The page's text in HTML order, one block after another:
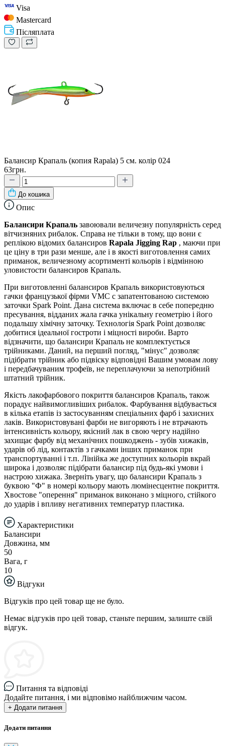
Visa
Mastercard
Післяплата
Балансир Крапаль (копия Rapala) 5 см. колір 024
63грн.
До кошика
Опис
Балансири Крапаль завоювали величезну популярність серед
вітчизняних рибалок. Справа не тільки в тому, що вони є
реплікою відомих балансиров Rapala Jigging Rap , маючи при
це ціну в три рази менше, але і в якості виготовлення самих
приманок, величезному асортименті кольорів і відмінною
уловистости балансиров Крапаль.
При виготовленні балансиров Крапаль використовуються
гачки французької фірми VMC c запатентованою системою
заточки Spark Point. Дана система включає в себе попередню
пресування, відданих жала гачка унікальну геометрію і його
подальшу хімічну заточку. Технологія Spark Point дозволяє
добитися ідеальної гостроти і міцності вироби. Варто
відзначити, що балансири Крапаль не комплектується
трійниками. Даний, на перший погляд, "мінус" дозволяє
підібрати трійник або підвіску відповідні Вашим умовам лову
і передбачуваним трофеїв, не переплачуючи за непотрібний
штатний трійник.
Якість лакофарбового покриття балансиров Крапаль, також
порадує найвимогливіших рибалок. Фарбування відбувається
в кілька етапів із застосуванням спеціальних фарб і захисних
лаків. Використовувані фарби не вигоряють і не втрачають
інтенсивність кольору, якісний лак в свою чергу надійно
захищає фарбу від механічних пошкоджень - зубів хижаків,
ударів об лід, контактів з гачками інших приманок при
транспортуванні і т.п. Лінійка же доступних кольорів вкрай
широка і дозволяє підібрати балансир під будь-які умови і
настрою хижака. Зверніть увагу, що балансири Крапаль з
буквою "Ф" в номері кольору мають люмінесцентне покриття.
Хвостове "оперення" приманок виконано з міцного, стійкого
до ударів і впливу негативних температур пластика.
Характеристики
Балансири
Довжина, мм
50
Вага, г
10
Відгуки
Відгуків про цей товар ще не було.
Немає відгуків про цей товар, станьте першим, залиште свій
відгук.
Питання та відповіді
Додайте питання, і ми відповімо найближчим часом.
+ Додати питання
Додати питання